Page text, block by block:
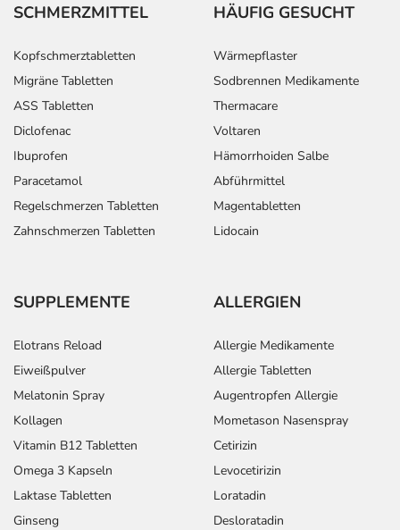
SCHMERZMITTEL
Kopfschmerztabletten
Migräne Tabletten
ASS Tabletten
Diclofenac
Ibuprofen
Paracetamol
Regelschmerzen Tabletten
Zahnschmerzen Tabletten
HÄUFIG GESUCHT
Wärmepflaster
Sodbrennen Medikamente
Thermacare
Voltaren
Hämorrhoiden Salbe
Abführmittel
Magentabletten
Lidocain
SUPPLEMENTE
Elotrans Reload
Eiweißpulver
Melatonin Spray
Kollagen
Vitamin B12 Tabletten
Omega 3 Kapseln
Laktase Tabletten
Ginseng
ALLERGIEN
Allergie Medikamente
Allergie Tabletten
Augentropfen Allergie
Mometason Nasenspray
Cetirizin
Levocetirizin
Loratadin
Desloratadin